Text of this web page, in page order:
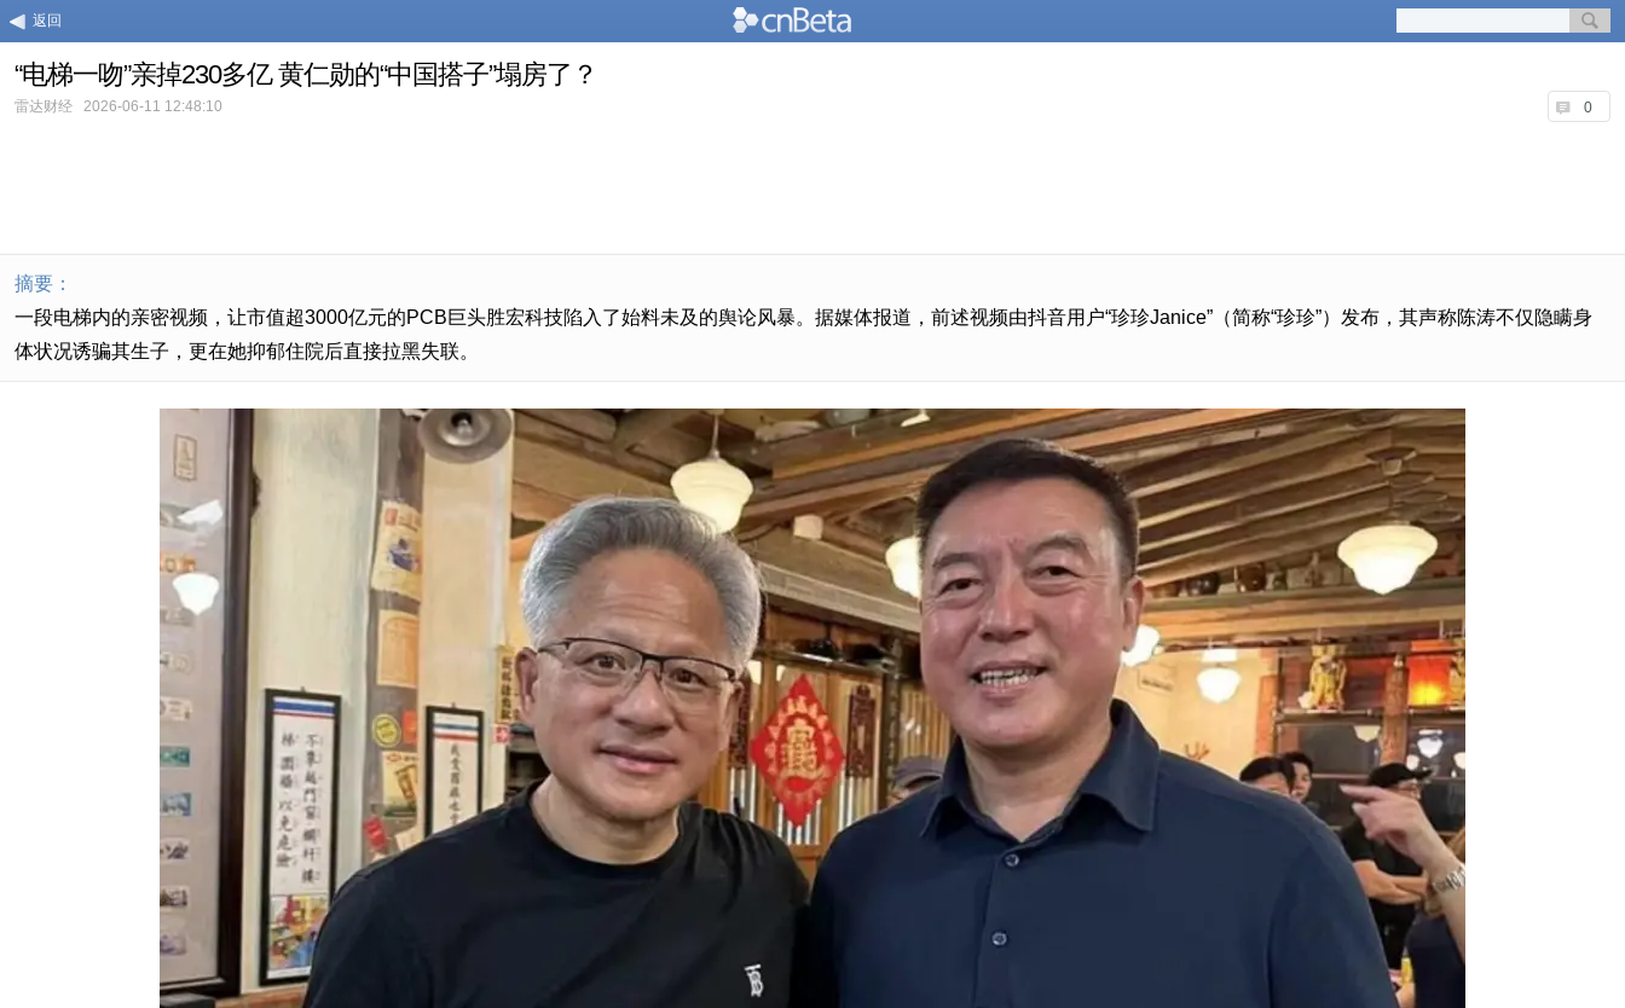
返回
“电梯一吻”亲掉230多亿 黄仁勋的“中国搭子”塌房了？
0
雷达财经 2026-06-11 12:48:10
摘要：
一段电梯内的亲密视频，让市值超3000亿元的PCB巨头胜宏科技陷入了始料未及的舆论风暴。据媒体报道，前述视频由抖音用户“珍珍Janice”（简称“珍珍”）发布，其声称陈涛不仅隐瞒身
体状况诱骗其生子，更在她抑郁住院后直接拉黑失联。